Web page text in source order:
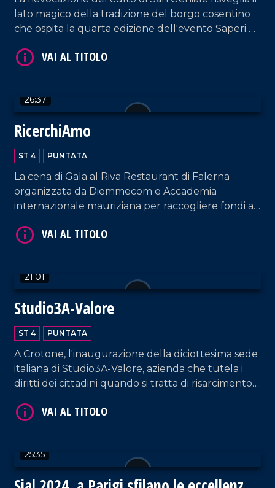
lato magico della tradizione del borgo cosentino
che ospita la quarta edizione dell'evento Saperi e
26:37
RicerchiAmo
ST 4 PUNTATA
La cena di Gala al Riva Restaurant di Falerna
organizzata da Diemmecom e Accademia
internazionale mauriziana per raccogliere fondi a
dell'UMG.
21:01
Studio3A-Valore
ST 4 PUNTATA
A Crotone, l'inaugurazione della diciottesima sede
italiana di Studio3A-Valore, azienda che tutela i
diritti dei cittadini quando si tratta di risarcimento
25:35
VAI AL TITOLO
VAI AL TITOLO